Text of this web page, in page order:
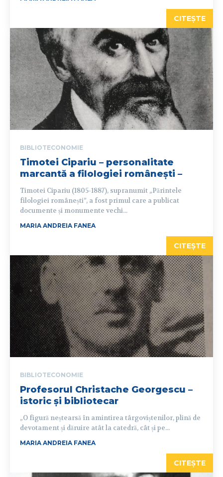
CITEȘTE
BIBLIOTECONOMIE
Timotei Cipariu – personalitate
marcantă a filologiei românești –
Timotei Cipariu (1805-1887), supranumit „Părintele
filologiei românești”, a fost primul care a publicat
documente și monumente vechi...
MARIA ANDREIA FANEA
CITEȘTE
BIBLIOTECONOMIE
Profesorul Christache Georgescu –
istoric și bibliotecar
„O figură neștearsă în amintirea târgoviștenilor, plină de
devotament și dăruire atât la catedră, cât și pe...
MARIA ANDREIA FANEA
CITEȘTE